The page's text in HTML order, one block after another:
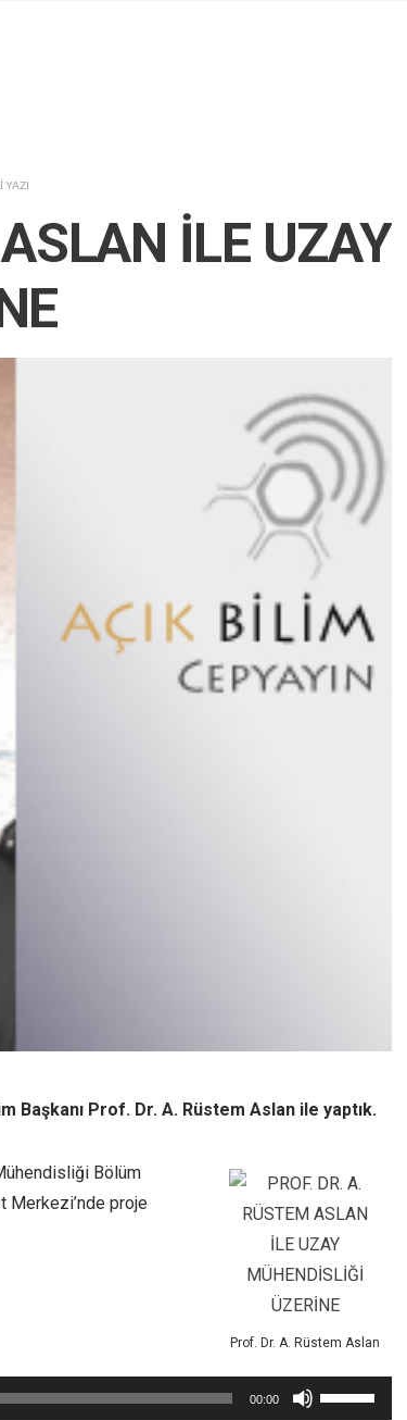
YAZI
İLE UZAY
Başkanı Prof. Dr. A. Rüstem Aslan ile yaptık.
Prof. Dr. A. Rüstem Aslan
Bölüm
Merkezi’nde proje
00:00
Yukarı/aşağı